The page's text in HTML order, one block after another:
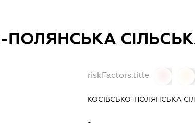
ПОЛЯНСЬКА
riskFactors.title
КОСІВСЬКО-ПОЛЯНСЬКА
-